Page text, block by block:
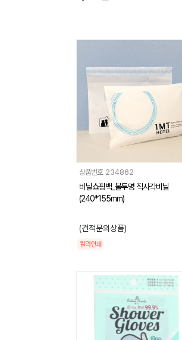
상품번호 234862
비닐쇼핑백_불투명 직사각비닐
(240*155mm)
(견적문의상품)
칼라인쇄